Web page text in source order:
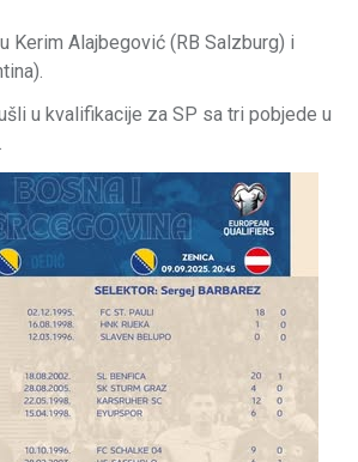
Kerim Alajbegović (RB Salzburg) i
u kvalifikacije za SP sa tri pobjede u